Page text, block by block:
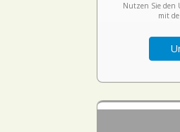
Nutzen Sie den
mit